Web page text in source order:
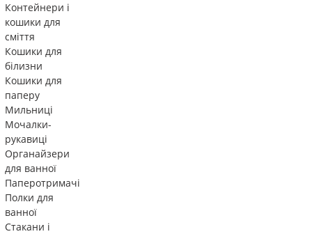
Контейнери і
кошики для
сміття
Кошики для
білизни
Кошики для
паперу
Мильниці
Мочалки-
рукавиці
Органайзери
для ванної
Паперотримачі
Полки для
ванної
Стакани і